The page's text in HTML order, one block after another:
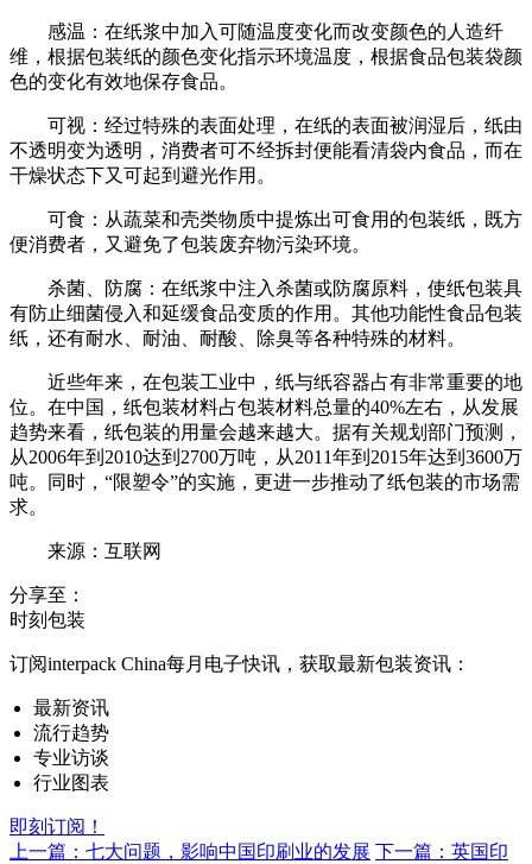
感温：在纸浆中加入可随温度变化而改变颜色的人造纤
维，根据包装纸的颜色变化指示环境温度，根据食品包装袋颜
色的变化有效地保存食品。
可视：经过特殊的表面处理，在纸的表面被润湿后，纸由
不透明变为透明，消费者可不经拆封便能看清袋内食品，而在
干燥状态下又可起到避光作用。
可食：从蔬菜和壳类物质中提炼出可食用的包装纸，既方
便消费者，又避免了包装废弃物污染环境。
杀菌、防腐：在纸浆中注入杀菌或防腐原料，使纸包装具
有防止细菌侵入和延缓食品变质的作用。其他功能性食品包装
纸，还有耐水、耐油、耐酸、除臭等各种特殊的材料。
近些年来，在包装工业中，纸与纸容器占有非常重要的地
位。在中国，纸包装材料占包装材料总量的40%左右，从发展
趋势来看，纸包装的用量会越来越大。据有关规划部门预测，
从2006年到2010达到2700万吨，从2011年到2015年达到3600万
吨。同时，“限塑令”的实施，更进一步推动了纸包装的市场需
求。
来源：互联网
分享至：
时刻包装
订阅interpack China每月电子快讯，获取最新包装资讯：
最新资讯
流行趋势
专业访谈
行业图表
即刻订阅！
上一篇：七大问题，影响中国印刷业的发展 下一篇：英国印